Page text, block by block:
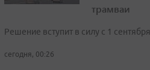
трамваи
Решение вступит в силу с 1 сентября
сегодня, 00:26